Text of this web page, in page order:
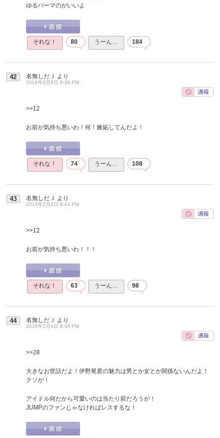
ゆるパーマのがいいよ
それな！ 80 うーん… 184
42 名無しだＪ より
2016年2月4日 8:39 PM
>>12
お前が気持ち悪いわ！何！嫉妬してんだよ！
それな！ 74 うーん… 108
43 名無しだＪ より
2016年2月4日 8:41 PM
>>12
お前が気持ち悪いわ！！！
それな！ 63 うーん… 98
44 名無しだＪ より
2016年2月4日 8:46 PM
>>28
大きなお世話だよ！伊野尾君の魅力は男とか女とか関係ないんだよ！
クソが！
アイドル何だから可愛いのは当たり前だろうが！
JUMPのファンじゃなければレスするな！